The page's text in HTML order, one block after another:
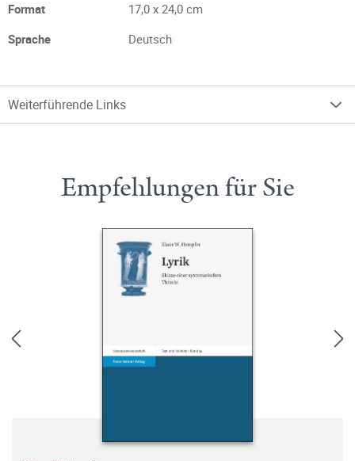
Format
17,0 x 24,0 cm
Sprache
Deutsch
Weiterführende Links
Empfehlungen für Sie